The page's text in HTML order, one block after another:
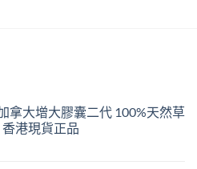
拿大增大膠囊二代 100%天然草
港現貨正品